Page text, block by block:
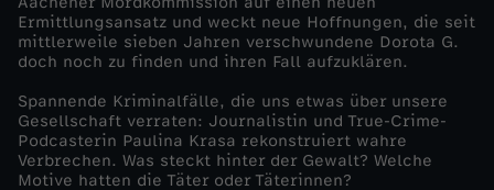
i
n
a
Ermittlungsansatz und weckt neue Hoffnungen, die seit
mittlerweile sieben Jahren verschwundene Dorota G.
doch noch zu finden und ihren Fall aufzuklären.
Spannende Kriminalfälle, die uns etwas über unsere
Gesellschaft verraten: Journalistin und True-Crime-
Podcasterin Paulina Krasa rekonstruiert wahre
Verbrechen. Was steckt hinter der Gewalt? Welche
Motive hatten die Täter oder Täterinnen?